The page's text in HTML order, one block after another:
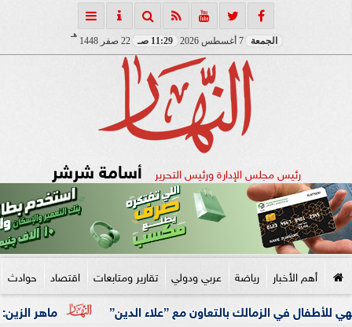
الجمعة 7 أغسطس 2026 11:29 صـ 22 صفر 1448
هـ
رئيس مجلس الإدارة ورئيس التحرير أسامة شرشر
أهم الأخبار رياضة عربي ودولي تقارير ومتابعات اقتصاد حوادث
ماهر الزين: 25 حافلة تُعيد 1250 سودانيًا ضمن الفوج الـ41.. والالتزام بوثائق السفر عزز انسيابية العودة الطوعية الزمالك بالتعاون مع ”علاء الدين”